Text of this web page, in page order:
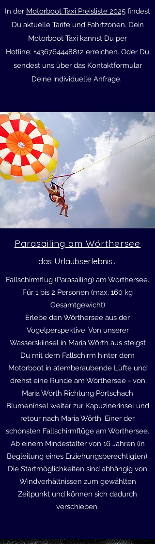
In der Motorboot Taxi Preisliste 2025 findest
Du aktuelle Tarife und Fahrtzonen. Dein
Motorboot Taxi kannst Du per
Hotline: +436764448812 erreichen. Oder Du
sendest uns über das Kontaktformular
Deine individuelle Anfrage.
Parasailing am Wörthersee
das Urlaubserlebnis...
Fallschirmflug (Parasailing) am Wörthersee.
Für 1 bis 2 Personen (max. 160 kg
Gesamtgewicht)
Erlebe den Wörthersee aus der
Vogelperspektive. Von unserer
Wasserskiinsel in Maria Wörth aus steigst
Du mit dem Fallschirm hinter dem
Motorboot in atemberaubende Lüfte und
drehst eine Runde am Wörthersee - von
Maria Wörth Richtung Pörtschach
Blumeninsel weiter zur Kapuzinerinsel und
retour nach Maria Wörth. Einer der
schönsten Fallschirmflüge am Wörthersee.
Ab einem Mindestalter von 16 Jahren (in
Begleitung eines Erziehungsberechtigten).
Die Startmöglichkeiten sind abhängig von
Windverhältnissen zum gewählten
Zeitpunkt und können sich dadurch
verschieben.